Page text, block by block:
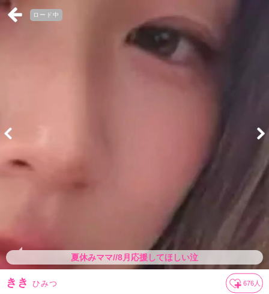
ロード中
夏休みママ//8月応援してほしい泣
きき ひみつ 676 人